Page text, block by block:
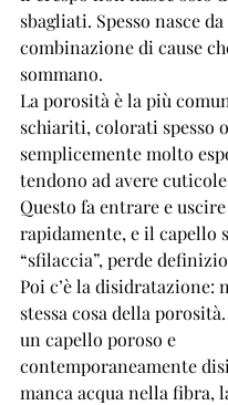
sbagliati. Spesso nasce
combinazione di cause
sommano.
La porosità è la più
schiariti, colorati spesso o
semplicemente molto
tendono ad avere
Questo fa entrare e uscire
rapidamente, e il capello
“sfilaccia”, perde
Poi c’è la disidratazione:
stessa cosa della
un capello poroso e
contemporaneamente
manca acqua nella fibra,